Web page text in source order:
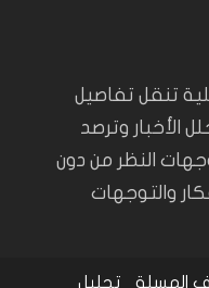
تنقل تفاصيل
الأخبار وترصد
النظر من دون
والتوجهات
المسلة تحليل